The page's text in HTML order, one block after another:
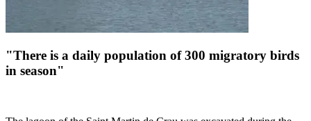
"There is a daily population of 300 migratory birds
in season"